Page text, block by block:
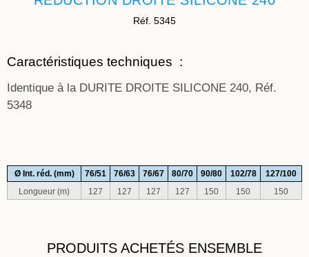
Réf. 5345
Caractéristiques techniques :
Identique à la DURITE DROITE SILICONE 240, Réf.
5348
Ø Int. réd. (mm) 76/51 76/63 76/67 80/70 90/80 102/78
127/100
Longueur (m)
127 127 127 127 150 150 150
PRODUITS ACHETÉS ENSEMBLE